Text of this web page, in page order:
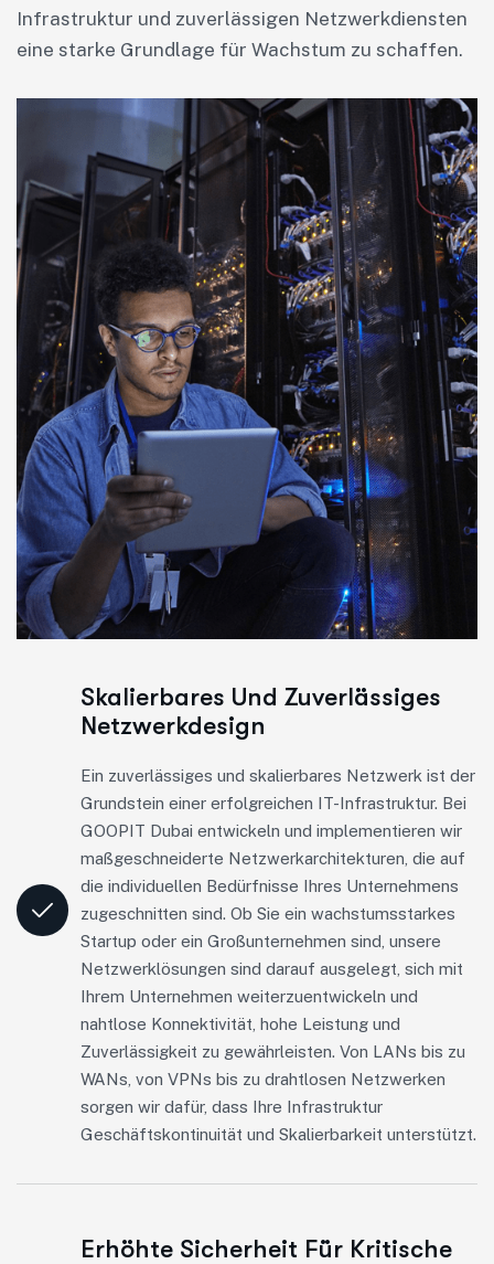
Infrastruktur und zuverlässigen Netzwerkdiensten
eine starke Grundlage für Wachstum zu schaffen.
Skalierbares Und Zuverlässiges
Netzwerkdesign
Ein zuverlässiges und skalierbares Netzwerk ist der
Grundstein einer erfolgreichen IT-Infrastruktur. Bei
GOOPIT Dubai entwickeln und implementieren wir
maßgeschneiderte Netzwerkarchitekturen, die auf
die individuellen Bedürfnisse Ihres Unternehmens
zugeschnitten sind. Ob Sie ein wachstumsstarkes
Startup oder ein Großunternehmen sind, unsere
Netzwerklösungen sind darauf ausgelegt, sich mit
Ihrem Unternehmen weiterzuentwickeln und
nahtlose Konnektivität, hohe Leistung und
Zuverlässigkeit zu gewährleisten. Von LANs bis zu
WANs, von VPNs bis zu drahtlosen Netzwerken
sorgen wir dafür, dass Ihre Infrastruktur
Geschäftskontinuität und Skalierbarkeit unterstützt.
Erhöhte Sicherheit Für Kritische